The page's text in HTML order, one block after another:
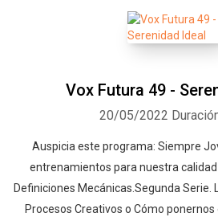
Vox Futura 49 -
20/05/2022
Auspicia este programa: Siempre
entrenamientos para nuestra calidad
Definiciones Mecánicas.Segunda Serie.
Procesos Creativos o Cómo ponernos